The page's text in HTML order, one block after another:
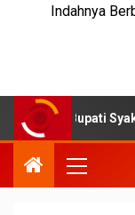
Indahnya
Syakur Cek